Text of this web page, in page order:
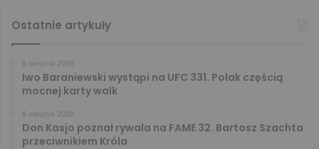
Ostatnie artykuły
6 sierpnia 2026
Iwo Baraniewski wystąpi na UFC 331. Polak częścią
mocnej karty walk
6 sierpnia 2026
Don Kasjo poznał rywala na FAME 32. Bartosz Szachta
przeciwnikiem Króla